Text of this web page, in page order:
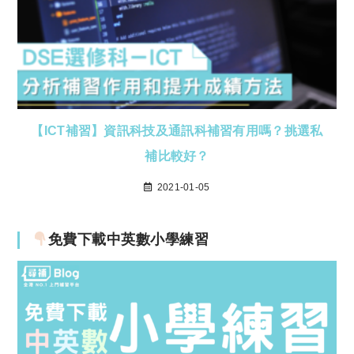
【ICT補習】資訊科技及通訊科補習有用嗎？挑選私
補比較好？
2021-01-05
免費下載中英數小學練習